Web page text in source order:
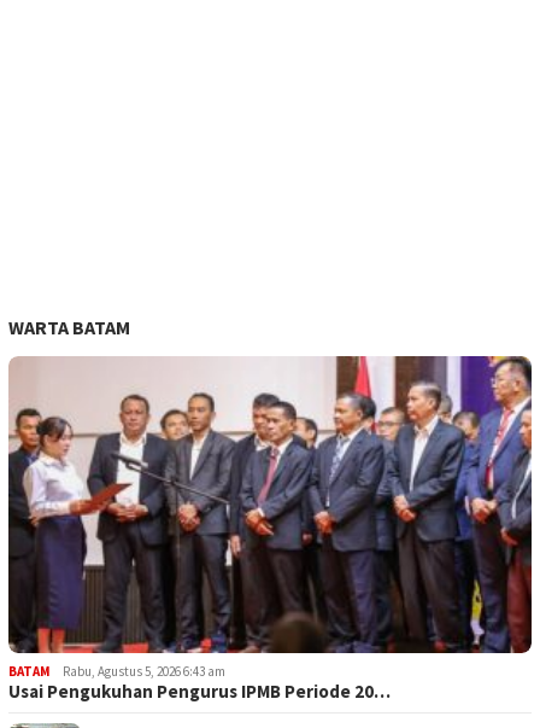
WARTA BATAM
BATAM Rabu, Agustus 5, 2026 6:43 am
Usai Pengukuhan Pengurus IPMB Periode 20…